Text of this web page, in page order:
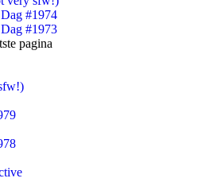
#1974
#1973
pagina